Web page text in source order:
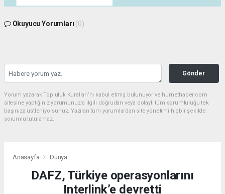
Okuyucu Yorumları (0)
Gönder
Yorum yazarak Topluluk Kuralları’nı kabul etmiş bulunuyor ve hurnethaber.com
sitesine yaptığınız yorumunuzla ilgili doğrudan veya dolaylı tüm sorumluluğu tek
başınıza üstleniyorsunuz. Yazılan tüm yorumlardan site yönetimi hiçbir şekilde
sorumlu tutulamaz.
Anasayfa Dünya
DAFZ, Türkiye operasyonlarını
Interlink’e devretti